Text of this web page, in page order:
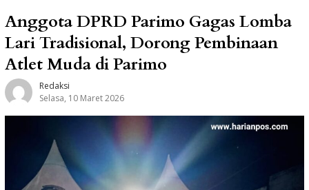
Anggota DPRD Parimo Gagas Lomba
Lari Tradisional, Dorong Pembinaan
Atlet Muda di Parimo
Redaksi
Selasa, 10 Maret 2026